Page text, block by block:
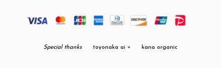
Special thanks toyonaka ai + kana organic